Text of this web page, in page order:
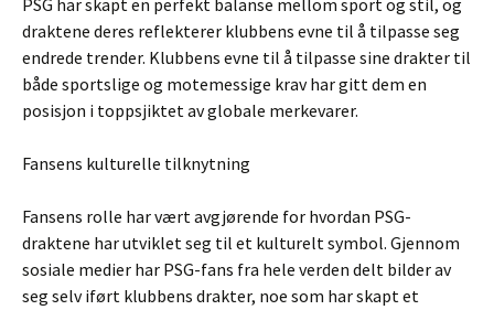
PSG har skapt en perfekt balanse mellom sport og stil, og
draktene deres reflekterer klubbens evne til å tilpasse seg
endrede trender. Klubbens evne til å tilpasse sine drakter til
både sportslige og motemessige krav har gitt dem en
posisjon i toppsjiktet av globale merkevarer.
Fansens kulturelle tilknytning
Fansens rolle har vært avgjørende for hvordan PSG-
draktene har utviklet seg til et kulturelt symbol. Gjennom
sosiale medier har PSG-fans fra hele verden delt bilder av
seg selv iført klubbens drakter, noe som har skapt et